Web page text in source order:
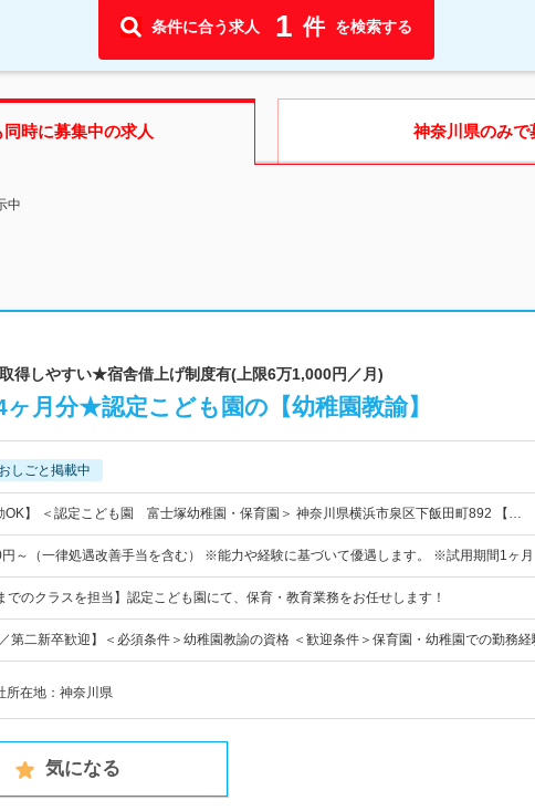
条件に合う求人 1 件 を検索する
時に募集中の求人 神奈川県のみで
中
得しやすい★宿舎借上げ制度有(上限6万1,000円／月)
月分★認定こども園の【幼稚園教諭】
しごと掲載中
OK】 ＜認定こども園 富士塚幼稚園・保育園＞ 神奈川県横浜市泉区下飯田町892 【…
円～（一律処遇改善手当を含む） ※能力や経験に基づいて優遇します。 ※試用期間1ヶ
でのクラスを担当】認定こども園にて、保育・教育業務をお任せします！
／第二新卒歓迎】＜必須条件＞幼稚園教諭の資格 ＜歓迎条件＞保育園・幼稚園での勤務経
所在地：神奈川県
気になる